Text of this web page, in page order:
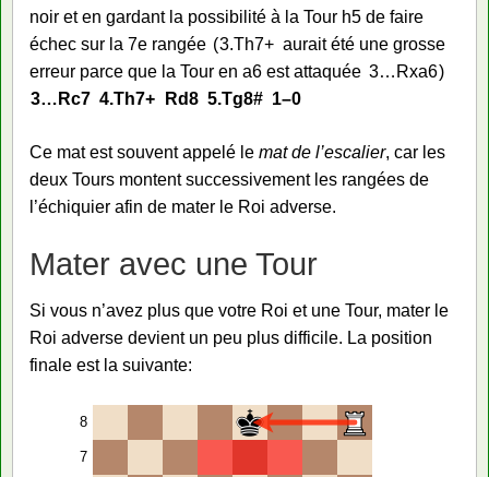
noir et en gardant la possibilité à la Tour h5 de faire
échec sur la 7e rangée
3.Th7+ aurait été une grosse
erreur parce que la Tour en a6 est attaquée 3… Rxa6
3… Rc7 4.Th7+ Rd8 5.Tg8# 1–0
Ce mat est souvent appelé le mat de l’escalier, car les
deux Tours montent successivement les rangées de
l’échiquier afin de mater le Roi adverse.
Mater avec une Tour
Si vous n’avez plus que votre Roi et une Tour, mater le
Roi adverse devient un peu plus difficile. La position
finale est la suivante:
8
7